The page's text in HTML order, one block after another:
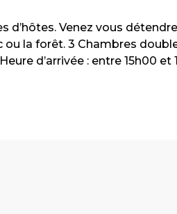
d’hôtes. Venez vous
la forêt. 3 Chambres
d’arrivée : entre 15h00